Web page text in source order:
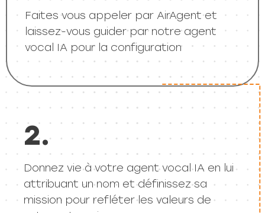
Faites vous appeler par AirAgent et
laissez-vous guider par notre agent
vocal IA pour la configuration
2.
Donnez vie à votre agent vocal IA en lui
attribuant un nom et définissez sa
mission pour refléter les valeurs de